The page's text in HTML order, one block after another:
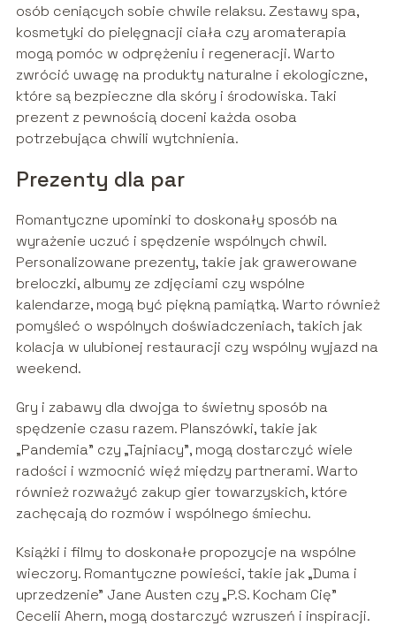
osób ceniących sobie chwile relaksu. Zestawy spa,
kosmetyki do pielęgnacji ciała czy aromaterapia
mogą pomóc w odprężeniu i regeneracji. Warto
zwrócić uwagę na produkty naturalne i ekologiczne,
które są bezpieczne dla skóry i środowiska. Taki
prezent z pewnością doceni każda osoba
potrzebująca chwili wytchnienia.
Prezenty dla par
Romantyczne upominki to doskonały sposób na
wyrażenie uczuć i spędzenie wspólnych chwil.
Personalizowane prezenty, takie jak grawerowane
breloczki, albumy ze zdjęciami czy wspólne
kalendarze, mogą być piękną pamiątką. Warto również
pomyśleć o wspólnych doświadczeniach, takich jak
kolacja w ulubionej restauracji czy wspólny wyjazd na
weekend.
Gry i zabawy dla dwojga to świetny sposób na
spędzenie czasu razem. Planszówki, takie jak
„Pandemia” czy „Tajniacy”, mogą dostarczyć wiele
radości i wzmocnić więź między partnerami. Warto
również rozważyć zakup gier towarzyskich, które
zachęcają do rozmów i wspólnego śmiechu.
Książki i filmy to doskonałe propozycje na wspólne
wieczory. Romantyczne powieści, takie jak „Duma i
uprzedzenie” Jane Austen czy „P.S. Kocham Cię”
Cecelii Ahern, mogą dostarczyć wzruszeń i inspiracji.